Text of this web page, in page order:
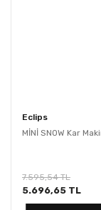
Eclips
MİNİ SNOW Kar
7.595,54 TL
5.696,65 TL